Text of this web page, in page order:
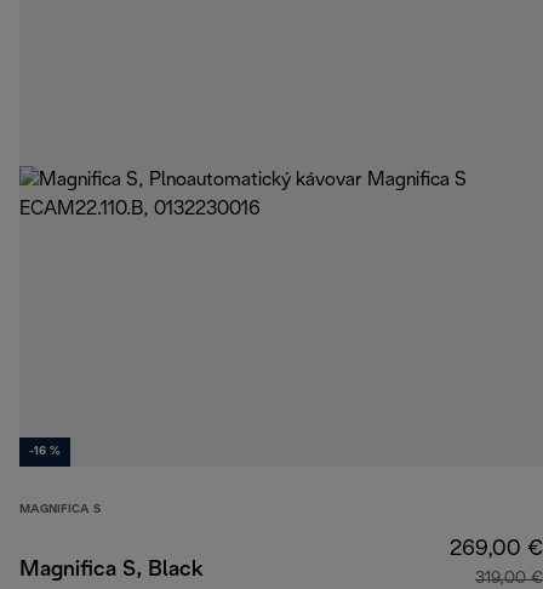
-16 %
MAGNIFICA S
Magnifica S, Black
269,00 €
319,00 €